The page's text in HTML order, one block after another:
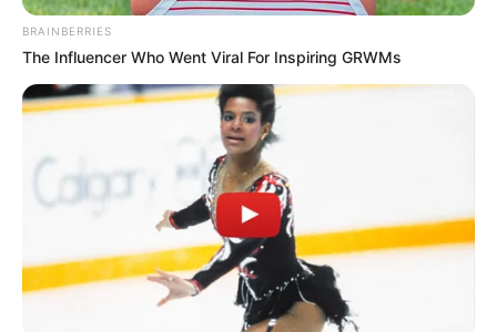
BRAINBERRIES
The Influencer Who Went Viral For Inspiring GRWMs